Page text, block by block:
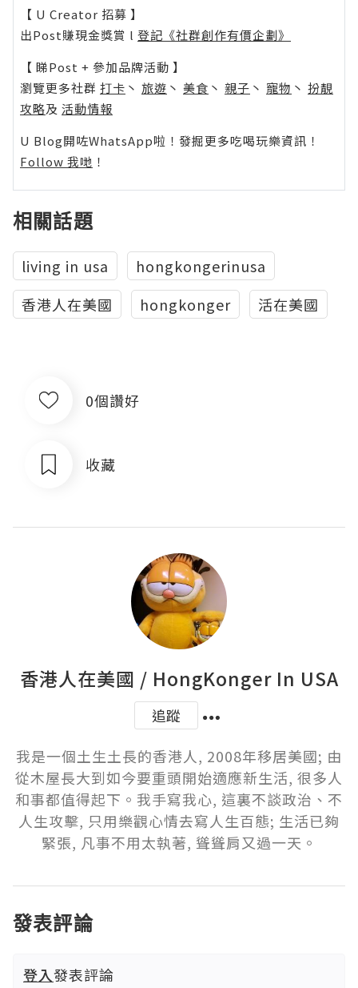
【 U Creator 招募 】
出Post賺現金獎賞 l 登記《社群創作有價企劃》
【 睇Post + 參加品牌活動 】
瀏覽更多社群 打卡 丶 旅遊 丶 美食 丶 親子 丶 寵物 丶 扮靚
攻略及 活動情報
U Blog開咗WhatsApp啦！發掘更多吃喝玩樂資訊！
Follow 我哋 ！
相關話題
living in usa
hongkongerinusa
香港人在美國
hongkonger 活在美國
0個讚好
收藏
香港人在美國 / HongKonger In USA
追蹤
我是一個土生土長的香港人, 2008年移居美國; 由
從木屋長大到如今要重頭開始適應新生活, 很多人
和事都值得起下。我手寫我心, 這裏不談政治、不
人生攻擊, 只用樂觀心情去寫人生百態; 生活已夠
緊張, 凡事不用太執著, 聳聳肩又過一天。
發表評論
登入發表評論